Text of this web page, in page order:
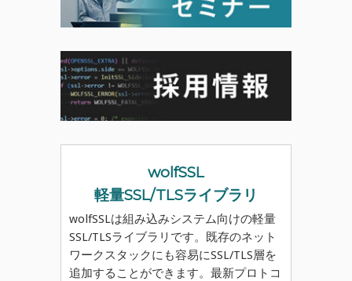
wolfSSL
軽量SSL/TLSライブラリ
wolfSSLは組み込みシステム向けの軽量
SSL/TLSライブラリです。既存のネット
ワークスタックにも容易にSSL/TLS層を
追加することができます。最新プロトコ